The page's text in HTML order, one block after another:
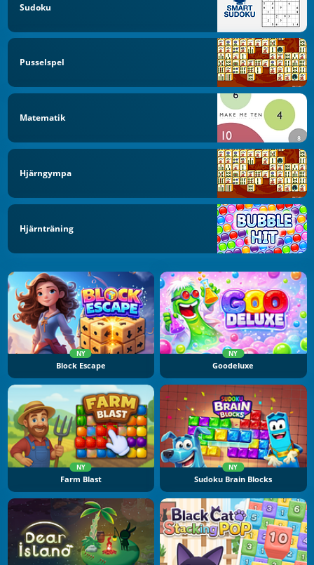
Sudoku
Pusselspel
Matematik
Hjärngympa
Hjärnträning
NY
Block Escape
NY
Goodeluxe
NY
Farm Blast
NY
Sudoku Brain Blocks